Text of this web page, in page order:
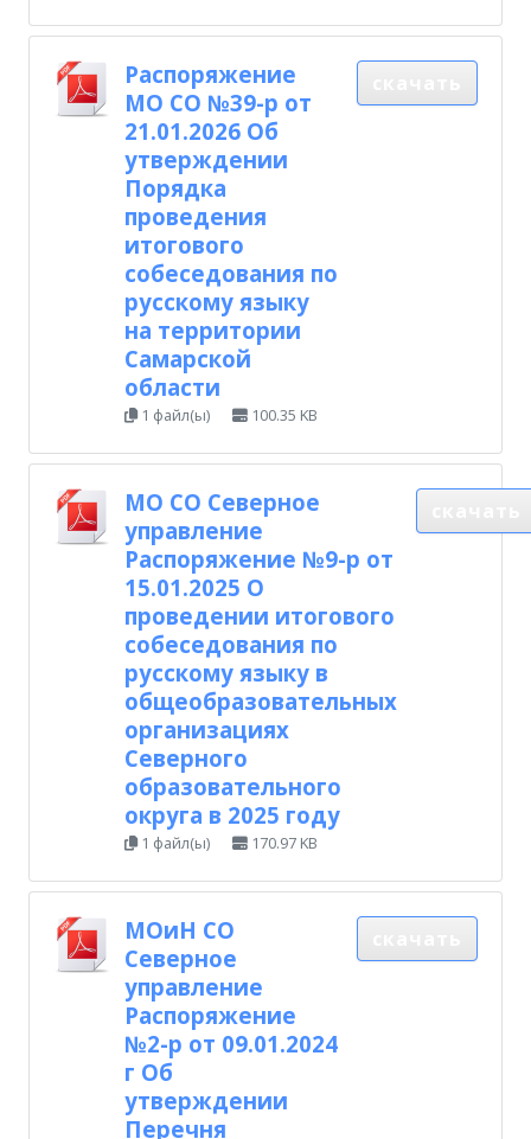
Распоряжение
МО СО №39-р от
21.01.2026 Об
утверждении
Порядка
проведения
итогового
собеседования по
русскому языку
на территории
Самарской
области
1 файл(ы) 100.35 KB
МО СО Северное
управление
Распоряжение №9-р от
15.01.2025 О
проведении итогового
собеседования по
русскому языку в
общеобразовательных
организациях
Северного
образовательного
округа в 2025 году
1 файл(ы) 170.97 KB
МОиН СО
Северное
управление
Распоряжение
№2-р от 09.01.2024
г Об
утверждении
Перечня